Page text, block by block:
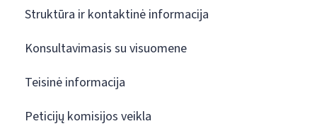
Struktūra ir kontaktinė informacija
Konsultavimasis su visuomene
Teisinė informacija
Peticijų komisijos veikla